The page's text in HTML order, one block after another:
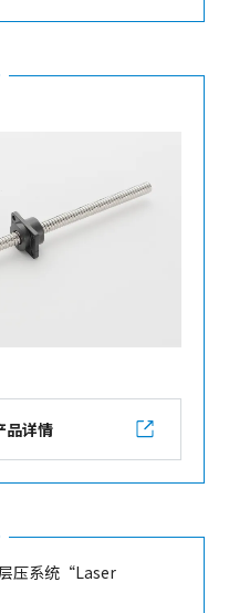
品详情
压系统“Laser